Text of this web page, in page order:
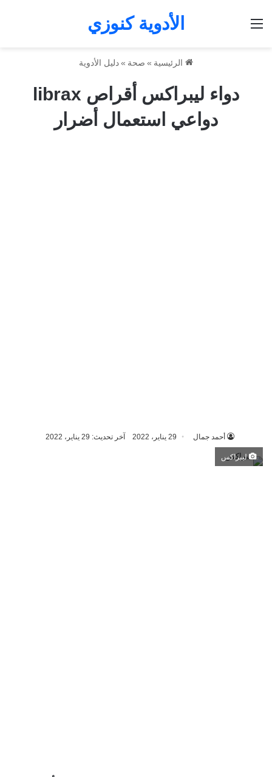
الأدوية كنوزي
الرئيسية » صحة »دليل الأدوية
دواء ليبراكس أقراص librax
دواعي استعمال أضرار
أحمد جمال 29 يناير، 2022 آخر تحديث: 29 يناير، 2022
ليبراكس